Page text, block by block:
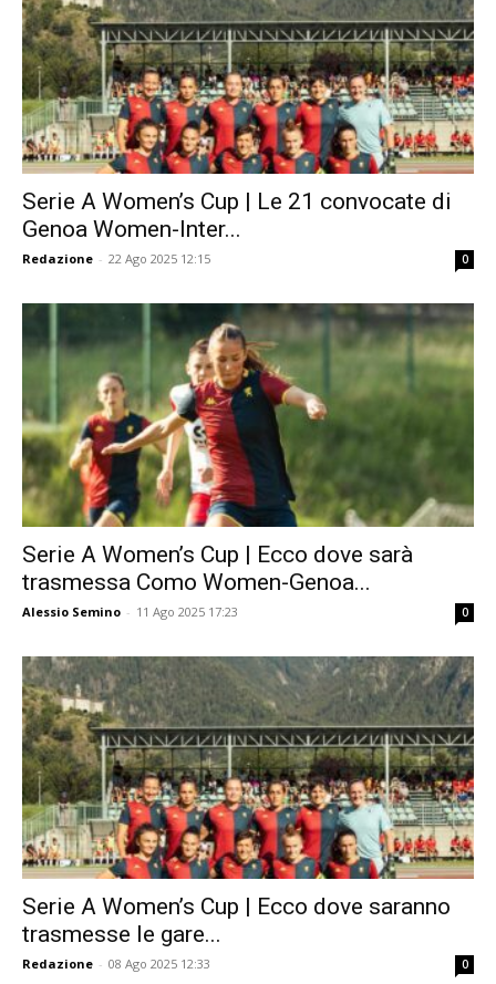
Serie A Women’s Cup | Le 21 convocate di
Genoa Women-Inter...
Redazione - 22 Ago 2025 12:15 0
Serie A Women’s Cup | Ecco dove sarà
trasmessa Como Women-Genoa...
Alessio Semino - 11 Ago 2025 17:23 0
Serie A Women’s Cup | Ecco dove saranno
trasmesse le gare...
Redazione - 08 Ago 2025 12:33 0